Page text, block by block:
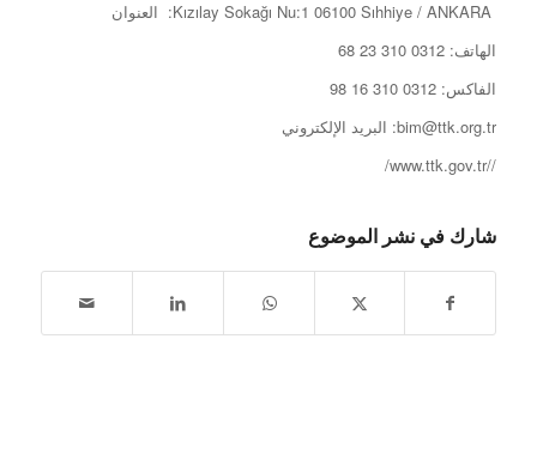
الهاتف: 0312 310 23 68
الفاكس: 0312 310 16 98
bim@ttk.org.tr: البريد الإلكتروني
//www.ttk.gov.tr/
شارك في نشر الموضوع